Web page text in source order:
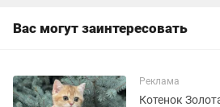
Вас могут заинтересовать
Реклама
Котенок